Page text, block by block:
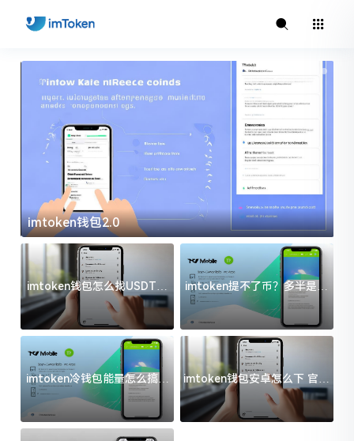
imtoken钱包2.0
imtoken钱包怎么找USDT地
址？三步搞定不踩坑
imtoken提不了币？多半是这
几件事没处理好
imtoken冷钱包能量怎么搞？
过来人告诉你门道
imtoken钱包安卓怎么下 官方
渠道避坑指南